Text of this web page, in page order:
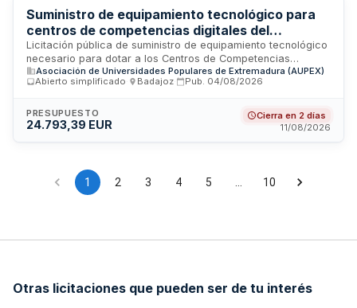
cuantificables.
Suministro de equipamiento tecnológico para
centros de competencias digitales del
programa Espacios Digitalex de AUPEX
Licitación pública de suministro de equipamiento tecnológico
necesario para dotar a los Centros de Competencias
Digitales dentro del programa Espacios Digitalex. La
Asociación de Universidades Populares de Extremadura
originales, procedentes de canales legales de
comercialización en el Espacio Económico Europeo, con
y actuaciones financiadas en el programa.
Asociación de Universidades Populares de Extremadura (AUPEX)
Abierto simplificado
Badajoz Pub. 04/08/2026
PRESUPUESTO
24.793,39 EUR
Cierra en 2 días
11/08/2026
1 2 3 4 5 10
Otras licitaciones que pueden ser de tu interés